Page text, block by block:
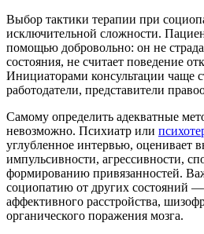
Выбор тактики терапии при
исключительной сложности.
помощью добровольно: он не
состояния, не считает поведение
Инициаторами консультации чаще
работодатели, представители
Самому определить адекватные
невозможно. Психиатр или
углубленное интервью, оценивает
импульсивности, агрессивности,
формированию привязанностей.
социопатию от других состояний
аффективного расстройства,
органического поражения мозга.